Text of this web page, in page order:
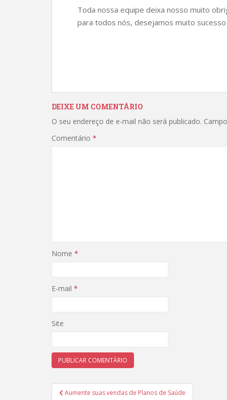
Toda nossa equipe deixa nosso muito
para todos nós, desejamos muito sucesso
DEIXE UM COMENTÁRIO
O seu endereço de e-mail não será publicado.
Comentário *
Nome *
E-mail *
Site
Navegação
Aumente suas vendas de Planos de Saúde